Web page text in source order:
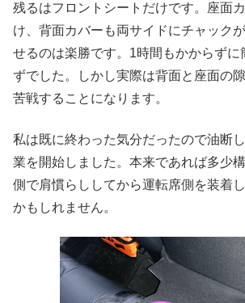
残るはフロントシートだけです。座面
け、背面カバーも両サイドにチャック
せるのは楽勝です。1時間もかからずに
ずでした。しかし実際は背面と座面の
苦戦することになります。
私は既に終わった気分だったので油断
業を開始しました。本来であれば多少
側で肩慣らししてから運転席側を装着
かもしれません。